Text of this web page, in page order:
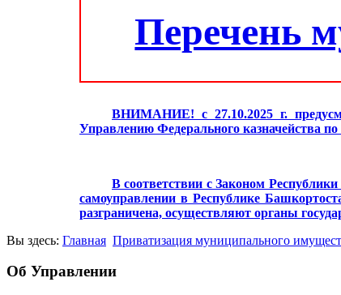
Перечень
ВНИМАНИЕ! с 27.10.2025 г.
Управлению Федерального казначейства
В соответствии с Законом
самоуправлении в Республике
разграничена, осуществляют органы
Вы здесь: Главная Приватизация муниципального
Об Управлении